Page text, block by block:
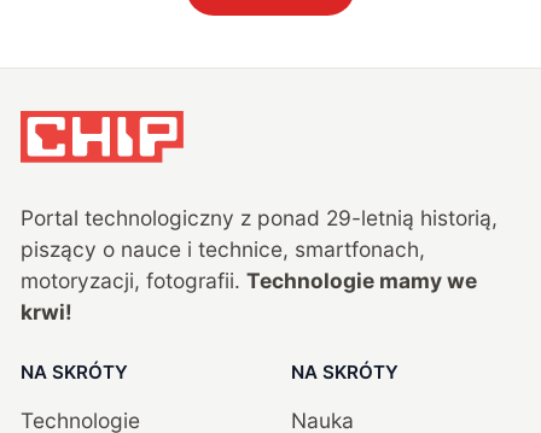
Portal technologiczny z ponad 29-letnią historią,
piszący o nauce i technice, smartfonach,
motoryzacji, fotografii. Technologie mamy we
krwi!
NA SKRÓTY
Technologie
NA SKRÓTY
Nauka